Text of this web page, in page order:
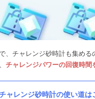
、チャレンジ砂時計も集める
チャレンジパワーの回復時間
ャレンジ砂時計の使い道は